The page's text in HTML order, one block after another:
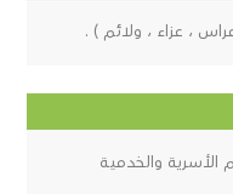
، عزاء ، ولائم ) .
الأسرية والخدمية